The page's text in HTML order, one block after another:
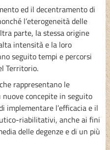
ed il decentramento di
l’eterogeneità delle
parte, la stessa origine
intensità e la loro
seguito tempi e percorsi
Territorio.
rappresentano le
concepite in seguito
implementare l’efficacia e il
riabilitativi, anche ai fini
delle degenze e di un più